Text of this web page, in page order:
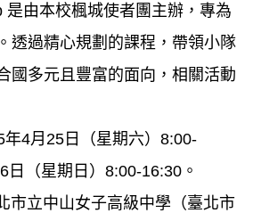
是由本校楓城使者團主辦，專為
透過精心規劃的課程，帶領小隊
國多元且豐富的面向，相關活動
4月25日（星期六）8:00-
日（星期日）8:00-16:30。
市立中山女子高級中學（臺北市